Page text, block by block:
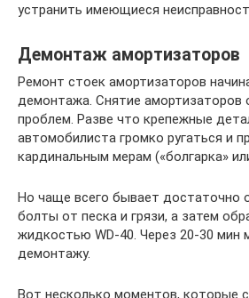
устранить имеющиеся
Демонтаж амортизаторов
Ремонт стоек амортизаторов
демонтажа. Снятие амортизаторов
проблем. Разве что крепежные
автомобилиста громко ругаться и
кардинальным мерам («болгарка»
Но чаще всего бывает достаточно
болты от песка и грязи, а затем
жидкостью WD-40. Через 20-30 мин
демонтажу.
Вот несколько моментов, которые